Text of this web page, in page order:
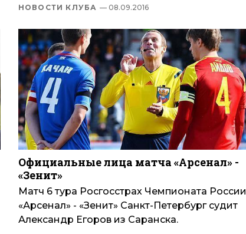
НОВОСТИ КЛУБА — 08.09.2016
Официальные лица матча «Арсенал» -
«Зенит»
Матч 6 тура Росгосстрах Чемпионата России
«Арсенал» - «Зенит» Санкт-Петербург судит
Александр Егоров из Саранска.